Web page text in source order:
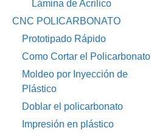
Lámina de Acrilico
CNC POLICARBONATO
Prototipado Rápido
Como Cortar el Policarbonato
Moldeo por Inyección de
Plástico
Doblar el policarbonato
Impresión en plástico